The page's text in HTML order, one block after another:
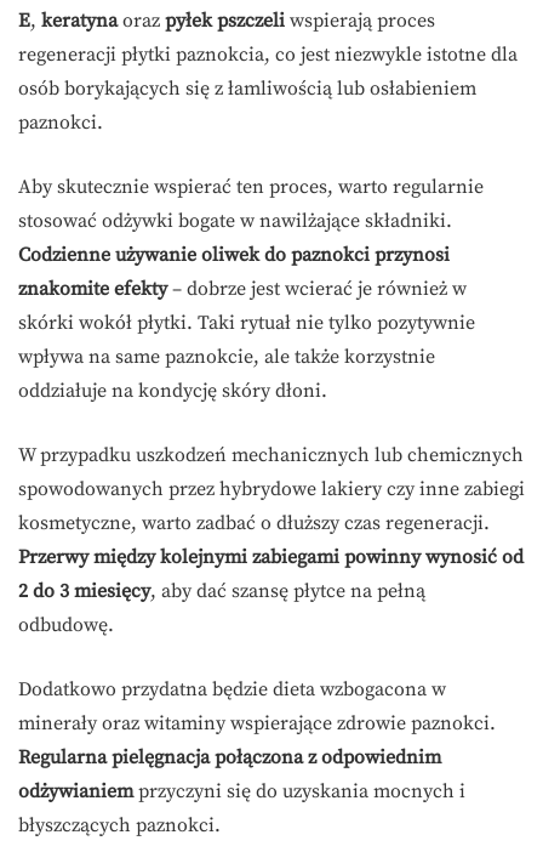
E, keratynaoraz pyłek pszczeli wspierają proces
regeneracji płytki paznokcia, co jest niezwykle istotne dla
osób borykających się z łamliwością lub osłabieniem
paznokci.
Aby skutecznie wspierać ten proces, warto regularnie
stosować odżywki bogate w nawilżające składniki.
Codzienne używanie oliwek do paznokci przynosi
znakomite efekty– dobrze jest wcierać je również w
skórki wokół płytki. Taki rytuał nie tylko pozytywnie
wpływa na same paznokcie, ale także korzystnie
oddziałuje na kondycję skóry dłoni.
W przypadku uszkodzeń mechanicznych lub chemicznych
spowodowanych przez hybrydowe lakiery czy inne zabiegi
kosmetyczne, warto zadbać o dłuższy czas regeneracji.
Przerwy między kolejnymi zabiegami powinny wynosić od
2 do 3 miesięcy, aby dać szansę płytce na pełną
odbudowę.
Dodatkowo przydatna będzie dieta wzbogacona w
minerały oraz witaminy wspierające zdrowie paznokci.
Regularna pielęgnacja połączona z odpowiednim
odżywianiemprzyczyni się do uzyskania mocnych i
błyszczących paznokci.